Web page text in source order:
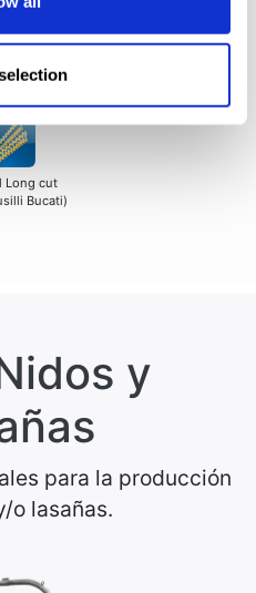
estandar
Long cut
Bucati)
y
para la producción
o lasañas.